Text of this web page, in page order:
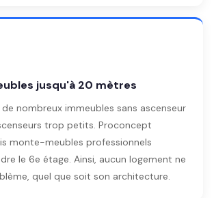
jusqu'à 20 mètres
nombreux immeubles sans ascenseur
trop petits. Proconcept
monte-meubles professionnels
le 6e étage. Ainsi, aucun logement ne
quel que soit son architecture.